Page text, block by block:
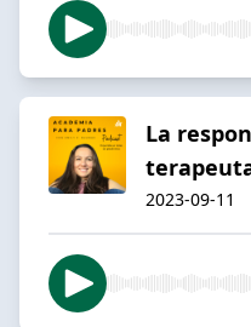
La
2023-09-11